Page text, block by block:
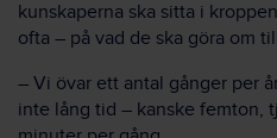
kunskaperna ska sitta i
ofta – på vad de ska göra om
– Vi övar ett antal gånger per
inte lång tid – kanske femton,